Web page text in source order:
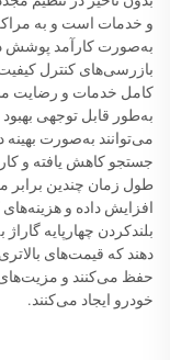
و خدمات است و به
به‌صورت کارآمد پوشش
بازرسی‌های کنترل
کامل خدمات و رضایت
به‌طور قابل توجهی
می‌توانند به‌صورت
جستجو کاهش یافته و
طول زمان چندین برابر
افزایش داده و
بلندکردن چهارپایه
دهند که قیمت‌های
حفظ می‌کنند و مزیت‌های
خودرو ایجاد می‌کنند.